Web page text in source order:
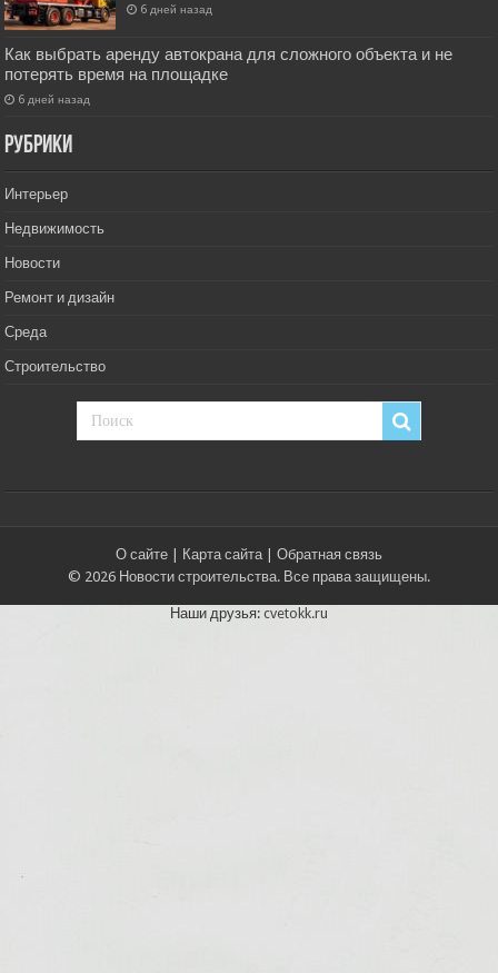
6 дней назад
Как выбрать аренду автокрана для сложного объекта и не
потерять время на площадке
6 дней назад
РУбрики
Интерьер
Недвижимость
Новости
Ремонт и дизайн
Среда
Строительство
О сайте Карта сайта
Обратная связь
© 2026 Новости строительства. Все права защищены.
Наши друзья: cvetokk.ru